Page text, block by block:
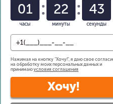
До 40 м2 До 60 м2
Сделаем скидку!
01
часы
22
минуты
42
секунды
Нажимая на кнопку "Хочу!", я даю свое
на обработку моих персональных данных и
принимаю условия соглашения
Хочу!